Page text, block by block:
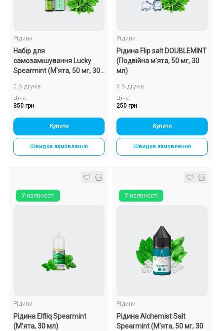
Рідини
Набір для
самозамішування Lucky
Spearmint (М'ята, 50 мг, 30
0 Відгуків
Ціна:
350 грн
Купити
Швидке замовлення
Рідини
Рідина Flip salt DOUBLEMINT
(Подвійна м'ята, 50 мг, 30
мл)
0 Відгуків
Ціна:
250 грн
Купити
Швидке замовлення
У наявності
Рідини
Рідина Elfliq Spearmint
(М'ята, 30 мл)
У наявності
Рідини
Рідина Alchemist Salt
Spearmint (М'ята, 50 мг, 30